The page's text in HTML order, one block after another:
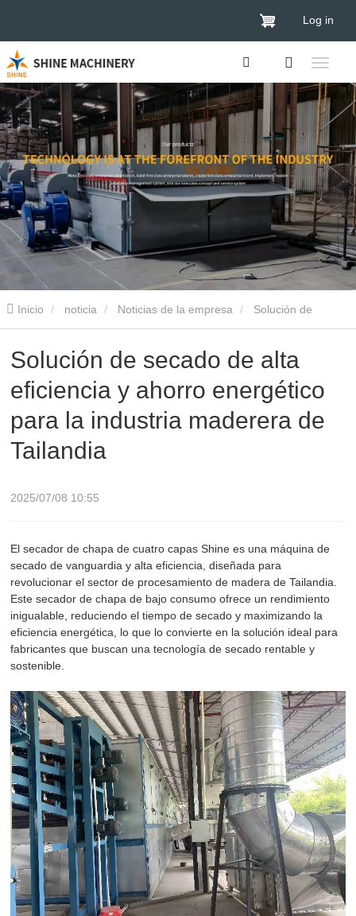
Log in
Inicio noticia Noticias de la empresa
secado de alta eficiencia y ahorro energético para la industria
maderera de Tailandia
Solución de secado de alta
eficiencia y ahorro energético
para la industria maderera de
Tailandia
2025/07/08 10:55
El secador de chapa de cuatro capas Shine es una máquina de
secado de vanguardia y alta eficiencia, diseñada para
revolucionar el sector de procesamiento de madera de Tailandia.
Este secador de chapa de bajo consumo ofrece un rendimiento
inigualable, reduciendo el tiempo de secado y maximizando la
eficiencia energética, lo que lo convierte en la solución ideal para
fabricantes que buscan una tecnología de secado rentable y
sostenible.